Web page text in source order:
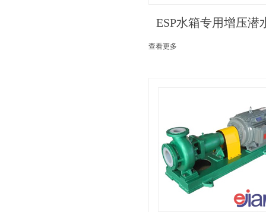
ESP水箱专用增压潜
查看更多